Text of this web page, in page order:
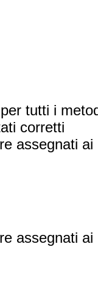
tutti i
corretti
assegnati
assegnati